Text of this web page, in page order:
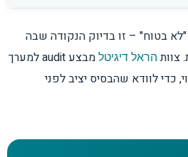
בטוח" – זו בדיוק הנקודה שבה
צוות הראל דיגיטל
מבצע audit למערך
כדי לוודא שהבסיס יציב לפני